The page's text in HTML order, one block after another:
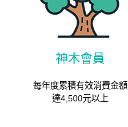
神木會員
每年度累積有效消費金額
達4,500元以上